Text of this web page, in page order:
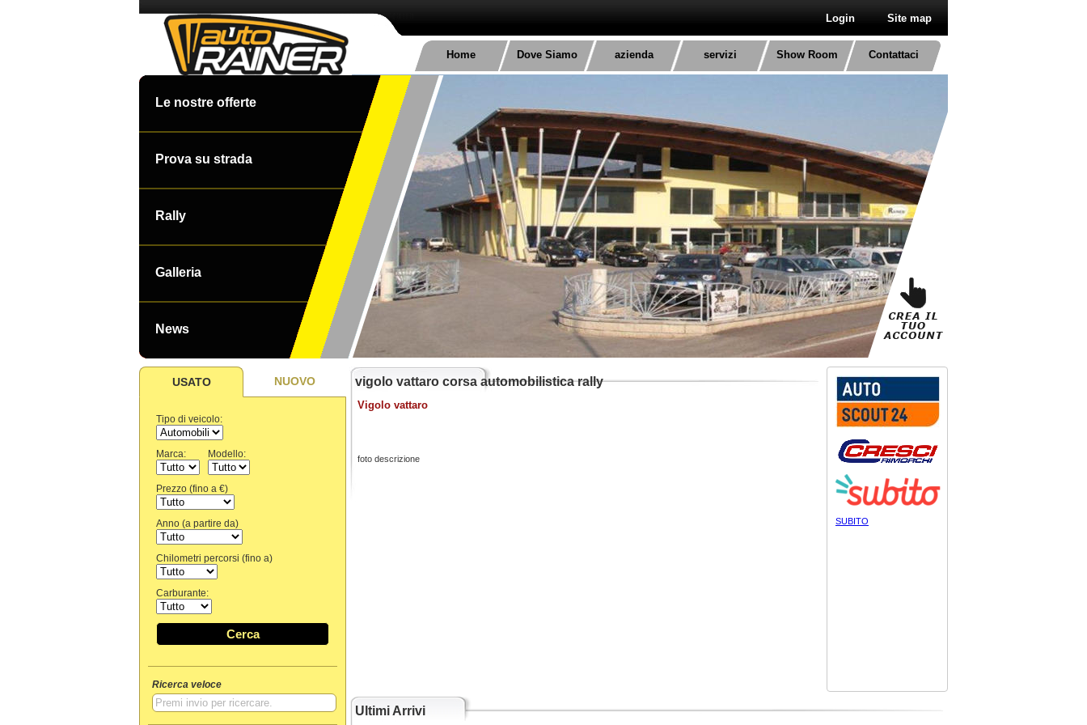
Site map
Login
Home Dove Siamo azienda servizi Show Room Contattaci
Le nostre offerte
Prova su strada
Rally
Galleria
News
USATO NUOVO
Tipo di veicolo:
Marca: Modello:
Prezzo (fino a €)
Anno (a partire da)
Chilometri percorsi (fino a)
Carburante:
Cerca
Ricerca veloce
vigolo vattaro corsa automobilistica rally
Vigolo vattaro
foto descrizione
SUBITO
Ultimi Arrivi